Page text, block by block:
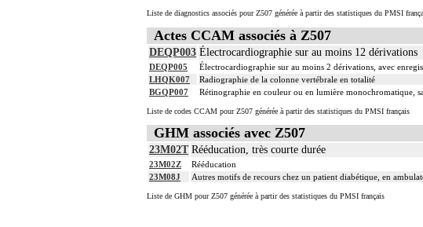
Liste de diagnostics associés pour Z507 générée à partir des statistiques du PMSI
Actes CCAM associés à Z507
DEQP003 Électrocardiographie sur au moins 12 dérivations
DEQP005
Électrocardiographie sur au moins 2 dérivations, avec
LHQK007
Radiographie de la colonne vertébrale en totalité
BGQP007
Rétinographie en couleur ou en lumière monochromatique,
Liste de codes CCAM pour Z507 générée à partir des statistiques du PMSI français
GHM associés avec Z507
23M02T Rééducation, très courte durée
23M02Z
Rééducation
23M08J
Autres motifs de recours chez un patient diabétique, en
Liste de GHM pour Z507 générée à partir des statistiques du PMSI français